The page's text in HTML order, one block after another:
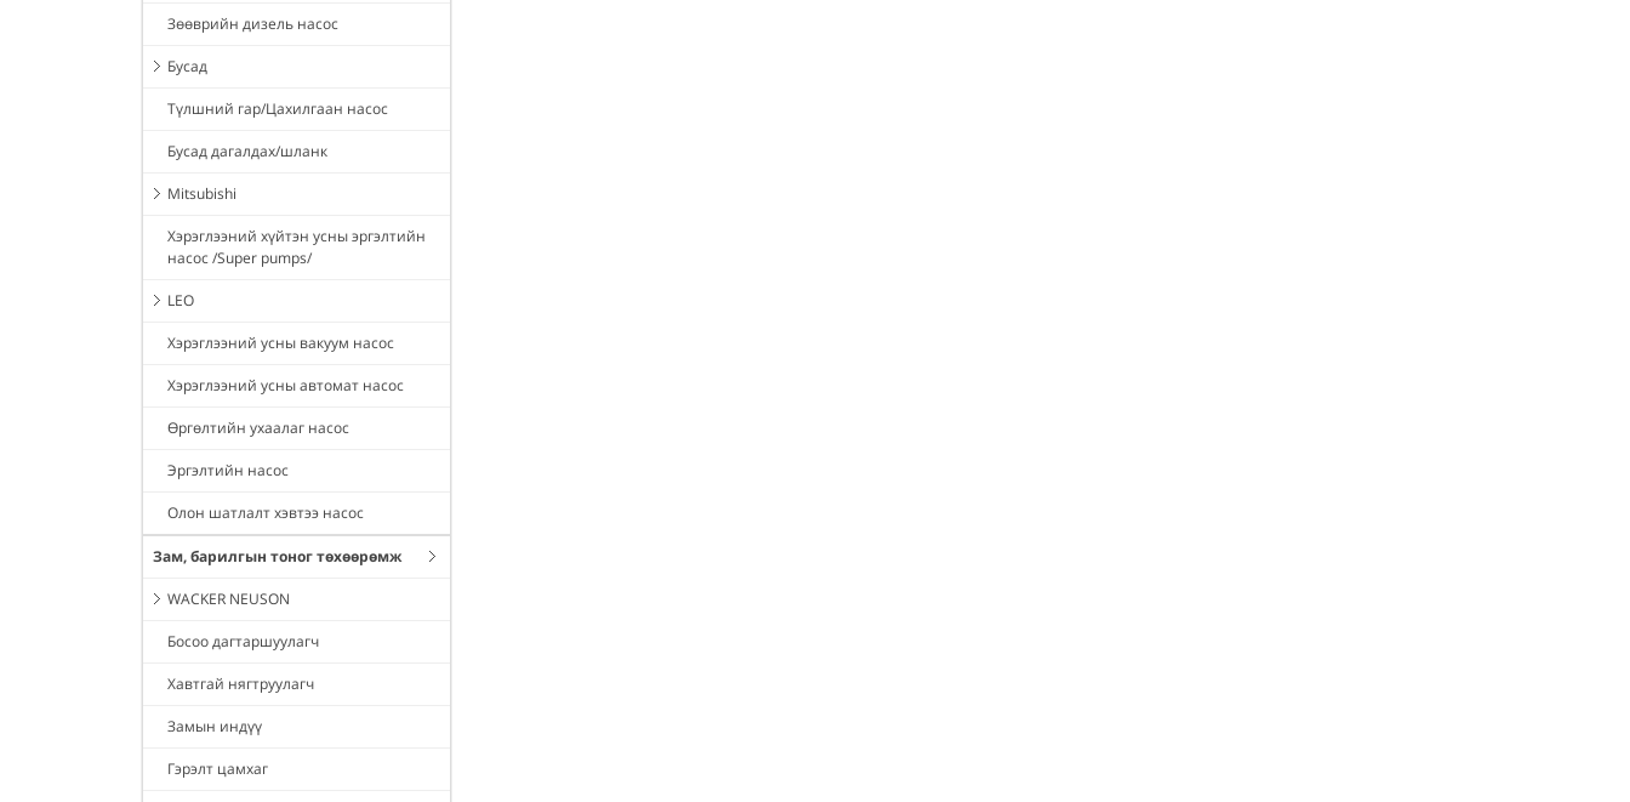
Зөөврийн дизель насос
Бусад
Түлшний гар/Цахилгаан насос
Бусад дагалдах/шланк
Mitsubishi
Хэрэглээний хүйтэн усны эргэлтийн
насос /Super pumps/
LEO
Хэрэглээний усны вакуум насос
Хэрэглээний усны автомат насос
Өргөлтийн ухаалаг насос
Эргэлтийн насос
Олон шатлалт хэвтээ насос
Зам, барилгын тоног төхөөрөмж
WACKER NEUSON
Босоо дагтаршуулагч
Хавтгай нягтруулагч
Замын индүү
Гэрэлт цамхаг